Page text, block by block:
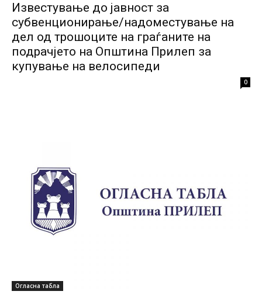
Известување до јавност за
субвенционирање/надоместување на
дел од трошоците на граѓаните на
подрачјето на Општина Прилеп за
купување на велосипеди
0
Огласна табла